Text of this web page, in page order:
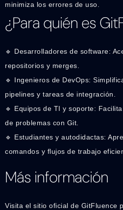
minimiza los errores de uso.
¿Para quién es
🔹 Desarrolladores de software:
repositorios y merges.
🔹 Ingenieros de DevOps:
pipelines y tareas de integración.
🔹 Equipos de TI y soporte:
de problemas con Git.
🔹 Estudiantes y autodidactas:
comandos y flujos de trabajo
Más información
Visita el sitio oficial de GitFluence